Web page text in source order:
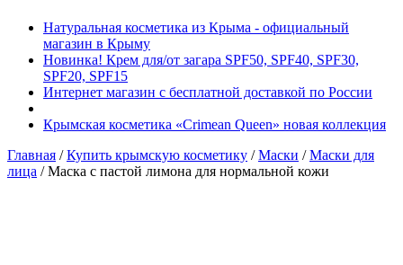
Натуральная косметика из Крыма - официальный
магазин в Крыму
Новинка! Крем для/от загара SPF50, SPF40, SPF30,
SPF20, SPF15
Интернет магазин с бесплатной доставкой по России
Крымская косметика «Crimean Queen» новая коллекция
Главная /Купить крымскую косметику /Маски /Маски для
лица / Маска с пастой лимона для нормальной кожи